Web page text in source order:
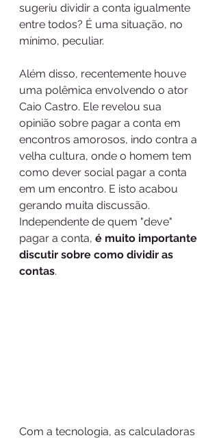
sugeriu dividir a conta igualmente
entre todos? É uma situação, no
mínimo, peculiar.
Além disso, recentemente houve
uma polêmica envolvendo o ator
Caio Castro. Ele revelou sua
opinião sobre pagar a conta em
encontros amorosos, indo contra a
velha cultura, onde o homem tem
como dever social pagar a conta
em um encontro. E isto acabou
gerando muita discussão.
Independente de quem "deve"
pagar a conta, é muito importante
discutir sobre como dividir as
contas.
Com a tecnologia, as calculadoras